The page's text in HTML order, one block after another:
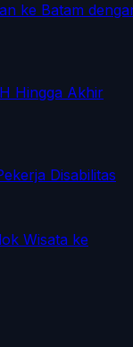
ke Batam
Hingga Akhir
Disabilitas
Wisata ke